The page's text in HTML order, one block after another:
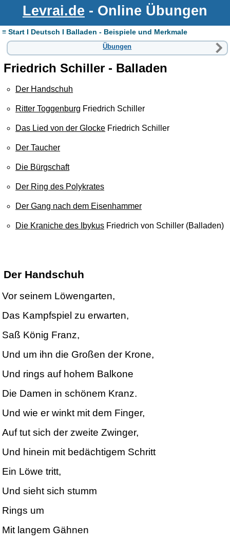
Levrai.de - Online Übungen
≡ Start I Deutsch I Balladen - Beispiele und Merkmale
Übungen
Friedrich Schiller - Balladen
Der Handschuh
Ritter Toggenburg Friedrich Schiller
Das Lied von der Glocke Friedrich Schiller
Der Taucher
Die Bürgschaft
Der Ring des Polykrates
Der Gang nach dem Eisenhammer
Die Kraniche des Ibykus Friedrich von Schiller (Balladen)
Der Handschuh
Vor seinem Löwengarten,
Das Kampfspiel zu erwarten,
Saß König Franz,
Und um ihn die Großen der Krone,
Und rings auf hohem Balkone
Die Damen in schönem Kranz.
Und wie er winkt mit dem Finger,
Auf tut sich der zweite Zwinger,
Und hinein mit bedächtigem Schritt
Ein Löwe tritt,
Und sieht sich stumm
Rings um
Mit langem Gähnen